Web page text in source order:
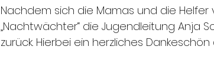
Nachdem sich die Mamas und die
„Nachtwächter“ die Jugendleitung Anja
zurück. Hierbei ein herzliches